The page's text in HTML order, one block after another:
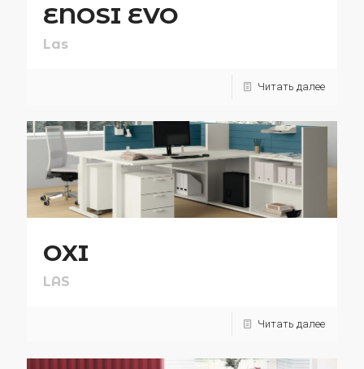
ENOSI EVO
Las
Читать далее
OXI
LAS
Читать далее